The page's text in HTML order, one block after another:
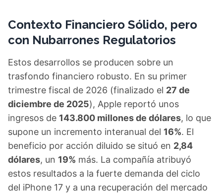
Contexto Financiero Sólido, pero
con Nubarrones Regulatorios
Estos desarrollos se producen sobre un
trasfondo financiero robusto. En su primer
trimestre fiscal de 2026 (finalizado el 27 de
diciembre de 2025), Apple reportó unos
ingresos de 143.800 millones de dólares, lo que
supone un incremento interanual del 16%. El
beneficio por acción diluido se situó en 2,84
dólares, un 19% más. La compañía atribuyó
estos resultados a la fuerte demanda del ciclo
del iPhone 17 y a una recuperación del mercado